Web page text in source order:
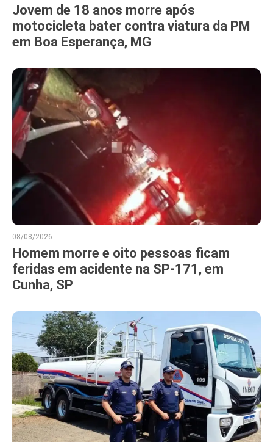
Jovem de 18 anos morre após
motocicleta bater contra viatura da PM
em Boa Esperança, MG
08/08/2026
Homem morre e oito pessoas ficam
feridas em acidente na SP-171, em
Cunha, SP